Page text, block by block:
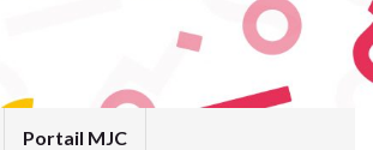
Portail MJC